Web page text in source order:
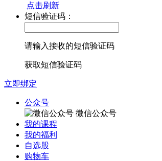
点击刷新
短信验证码：
请输入接收的短信验证码
获取短信验证码
立即绑定
公众号
微信公众号
我的课程
我的福利
自选股
购物车